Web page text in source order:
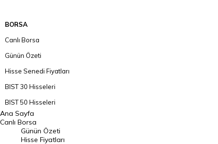
BORSA
Canlı Borsa
Günün Özeti
Hisse Senedi Fiyatları
BIST 30 Hisseleri
BIST 50 Hisseleri
BIST 100 Hisseleri
En Çok Artan Hisseler
Ana Sayfa
Canlı Borsa
Günün Özeti
Hisse Fiyatları